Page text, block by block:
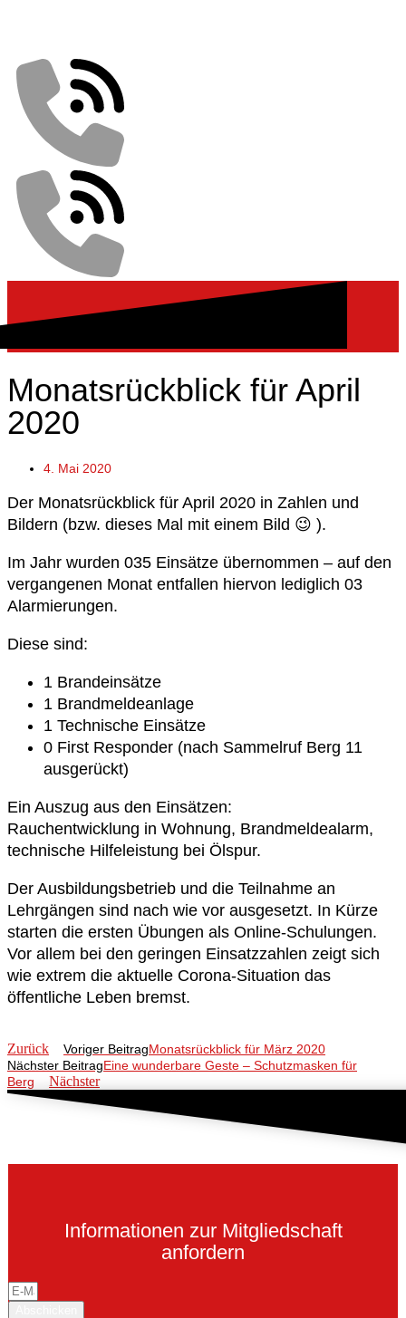
Monatsrückblick für April
2020
4. Mai 2020
Der Monatsrückblick für April 2020 in Zahlen und
Bildern (bzw. dieses Mal mit einem Bild 😉 ).
Im Jahr wurden 035 Einsätze übernommen – auf den
vergangenen Monat entfallen hiervon lediglich 03
Alarmierungen.
Diese sind:
1 Brandeinsätze
1 Brandmeldeanlage
1 Technische Einsätze
0 First Responder (nach Sammelruf Berg 11
ausgerückt)
Ein Auszug aus den Einsätzen:
Rauchentwicklung in Wohnung, Brandmeldealarm,
technische Hilfeleistung bei Ölspur.
Der Ausbildungsbetrieb und die Teilnahme an
Lehrgängen sind nach wie vor ausgesetzt. In Kürze
starten die ersten Übungen als Online-Schulungen.
Vor allem bei den geringen Einsatzzahlen zeigt sich
wie extrem die aktuelle Corona-Situation das
öffentliche Leben bremst.
Zurück Voriger BeitragMonatsrückblick für März 2020
Nächster BeitragEine wunderbare Geste – Schutzmasken für
Berg
Nächster
Informationen zur Mitgliedschaft
anfordern